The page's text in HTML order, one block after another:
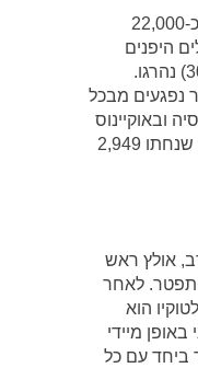
לפי ההערכות הסופיות, נהרגו כ-22,000
היפנים
שהוצבו על האי (לפחות 30,000) נהרגו.
נפגעים מבכל
ובאוקיינוס
השקט. מתוך 71,000 החיילים שנחתו 2,949
אולץ ראש
לאחר
הוא
מיידי
התפטר ביחד עם כל